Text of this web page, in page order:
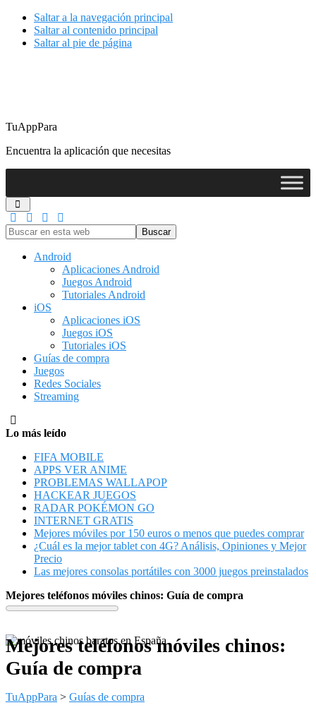
Saltar a la navegación principal
Saltar al contenido principal
Saltar al pie de página
TuAppPara
Encuentra la aplicación que necesitas
Buscar
en
Android
Aplicaciones Android
Juegos Android
Tutoriales Android
iOS
Aplicaciones iOS
Juegos iOS
Tutoriales iOS
Guías de compra
Juegos
Redes Sociales
Streaming
Lo más leído
FIFA MOBILE
APPS VER ANIME
PROBLEMAS WALLAPOP
HACKEAR JUEGOS
RADAR POKÉMON GO
INTERNET GRATIS
Mejores móviles por 150 euros o menos que puedes comprar
¿Cuál es la mejor tablet con 4G? Análisis, Opiniones y Mejor
Precio
Las mejores consolas portátiles con 3000 juegos preinstalados
Mejores teléfonos móviles chinos: Guía de compra
Mejores teléfonos móviles chinos:
Guía de compra
TuAppPara > Guías de compra